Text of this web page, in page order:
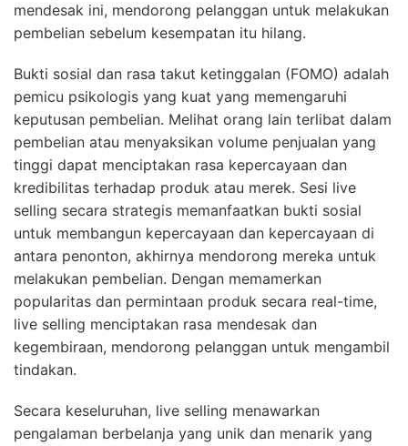
mendesak ini, mendorong pelanggan untuk melakukan
pembelian sebelum kesempatan itu hilang.
Bukti sosial dan rasa takut ketinggalan (FOMO) adalah
pemicu psikologis yang kuat yang memengaruhi
keputusan pembelian. Melihat orang lain terlibat dalam
pembelian atau menyaksikan volume penjualan yang
tinggi dapat menciptakan rasa kepercayaan dan
kredibilitas terhadap produk atau merek. Sesi live
selling secara strategis memanfaatkan bukti sosial
untuk membangun kepercayaan dan kepercayaan di
antara penonton, akhirnya mendorong mereka untuk
melakukan pembelian. Dengan memamerkan
popularitas dan permintaan produk secara real-time,
live selling menciptakan rasa mendesak dan
kegembiraan, mendorong pelanggan untuk mengambil
tindakan.
Secara keseluruhan, live selling menawarkan
pengalaman berbelanja yang unik dan menarik yang